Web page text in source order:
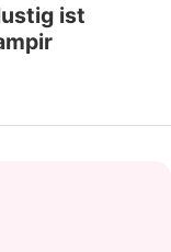
ist